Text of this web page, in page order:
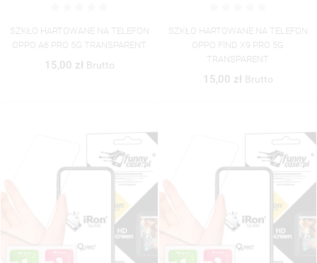
SZKŁO HARTOWANE NA TELEFON
OPPO A6 PRO 5G TRANSPARENT
15,00 zł Brutto
SZKŁO HARTOWANE NA TELEFON
OPPO FIND X9 PRO 5G
TRANSPARENT
15,00 zł Brutto